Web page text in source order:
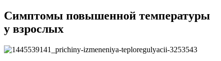
Симптомы повышенной температуры
у взрослых